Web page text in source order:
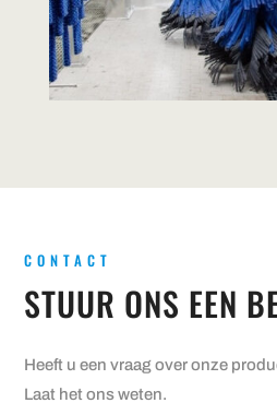
CONTACT
STUUR ONS EEN
Heeft u een vraag over onze
Laat het ons weten.